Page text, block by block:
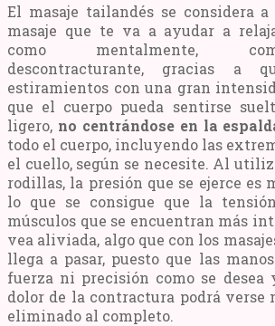
El masaje tailandés se considera
masaje que te va a ayudar a
como mentalmente,
descontracturante, gracias a
estiramientos con una gran
que el cuerpo pueda sentirse
ligero, no centrándose en la
todo el cuerpo, incluyendo las
el cuello, según se necesite. Al
rodillas, la presión que se ejerce es
lo que se consigue que la
músculos que se encuentran más
vea aliviada, algo que con los
llega a pasar, puesto que las
fuerza ni precisión como se
dolor de la contractura podrá verse
eliminado al completo.